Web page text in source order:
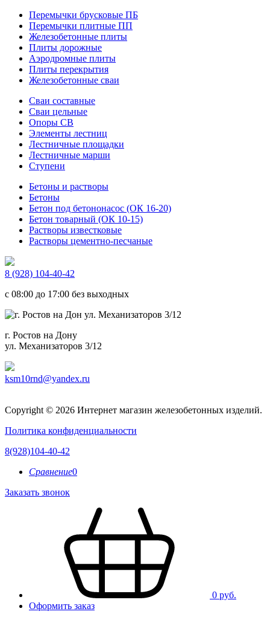
Перемычки брусковые ПБ
Перемычки плитные ПП
Железобетонные плиты
Плиты дорожные
Аэродромные плиты
Плиты перекрытия
Железобетонные сваи
Сваи составные
Сваи цельные
Опоры СВ
Элементы лестниц
Лестничные площадки
Лестничные марши
Ступени
Бетоны и растворы
Бетоны
Бетон под бетононасос (ОК 16-20)
Бетон товарный (ОК 10-15)
Растворы известковые
Растворы цементно-песчаные
8 (928) 104-40-42
c 08:00 до 17:00 без выходных
г. Ростов на Дону
ул. Механизаторов 3/12
ksm10rnd@yandex.ru
Copyright © 2026 Интернет магазин железобетонных изделий.
Политика конфиденциальности
8(928)104-40-42
Сравнение0
Заказать звонок
0 руб.
Оформить заказ